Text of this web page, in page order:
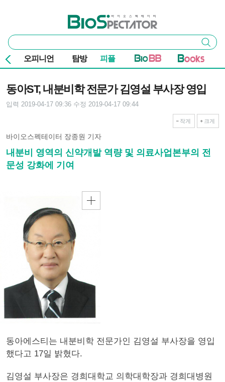
바이오스펙테이터
통
합
검
색
검색
오피니언 탐방 피플
동아ST, 내분비학 전문가 김영설 부사장 영입
입력 2019-04-17 09:36 수정 2019-04-17 09:44
작게 크게
바이오스펙테이터 장종원 기자
내분비 영역의 신약개발 역량 및 의료사업본부의 전
문성 강화에 기여
동아에스티는 내분비학 전문가인 김영설 부사장을 영입
했다고 17일 밝혔다.
김영설 부사장은 경희대학교 의학대학장과 경희대병원